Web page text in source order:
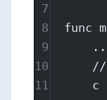
7
8
func
9
10
//
11
c